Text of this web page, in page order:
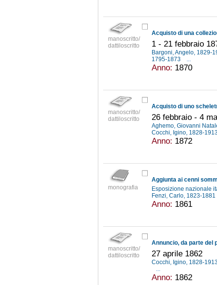
manoscritto/
dattiloscritto
1 - 21 febbraio
Bargoni, Angelo, 1829-
1795-1873
...
Anno: 1870
manoscritto/
dattiloscritto
26 febbraio - 4
Aghemo, Giovanni
Cocchi, Igino, 1828-
Anno: 1872
monografia
Esposizione nazionale
Fenzi, Carlo, 1823-1881
Anno: 1861
manoscritto/
dattiloscritto
27 aprile 1862
Cocchi, Igino, 1828-
...
Anno: 1862